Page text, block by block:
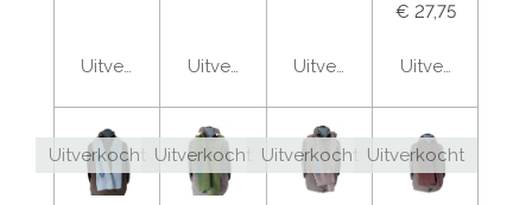
Uitverkocht Uitverkocht Uitverkocht
€ 27,75
Uitverkocht
Uitverkocht Uitverkocht Uitverkocht Uitverkocht